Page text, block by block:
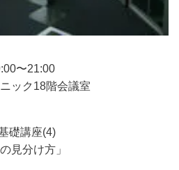
〜21:00
ック18階会議室
礎講座(4)
見分け方」